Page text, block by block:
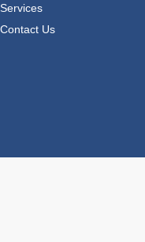
Services
Contact Us